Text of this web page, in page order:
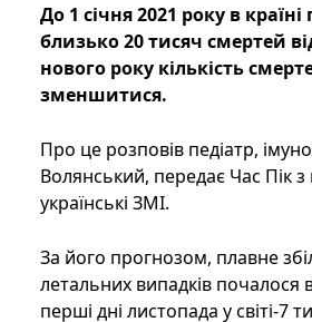
До 1 січня 2021 року в
близько 20 тисяч смертей
нового року кількість
зменшитися.
Про це розповів педіатр,
Волянський, передає Час Пік
українські ЗМІ.
За його прогнозом, плавне
летальних випадків почалося
перші дні листопада у світі-7